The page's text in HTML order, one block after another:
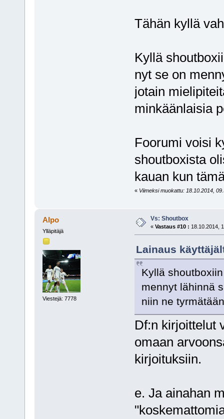
Tähän kyllä
Kyllä
nyt se on
jotain
minkäänlaisia
Foorumi voisi
shoutboxista
kauan kun
« Viimeksi muokattu: 18.10.2014,
Alpo
Ylläpitäjä
Viestejä: 7778
Vs: Shoutbox
« Vastaus #10 : 18.10.2014,
Lainaus
Kyllä
mennyt lähinnä
niin ne
Df:n kirjoittelut
omaan
kirjoituksiin.
e. Ja ainahan